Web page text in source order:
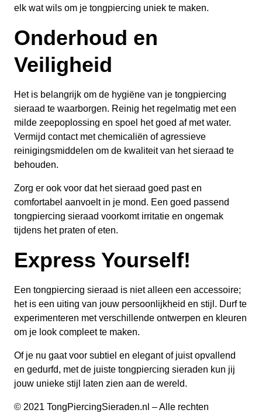
elk wat wils om je tongpiercing uniek te maken.
Onderhoud en
Veiligheid
Het is belangrijk om de hygiëne van je tongpiercing
sieraad te waarborgen. Reinig het regelmatig met een
milde zeepoplossing en spoel het goed af met water.
Vermijd contact met chemicaliën of agressieve
reinigingsmiddelen om de kwaliteit van het sieraad te
behouden.
Zorg er ook voor dat het sieraad goed past en
comfortabel aanvoelt in je mond. Een goed passend
tongpiercing sieraad voorkomt irritatie en ongemak
tijdens het praten of eten.
Express Yourself!
Een tongpiercing sieraad is niet alleen een accessoire;
het is een uiting van jouw persoonlijkheid en stijl. Durf te
experimenteren met verschillende ontwerpen en kleuren
om je look compleet te maken.
Of je nu gaat voor subtiel en elegant of juist opvallend
en gedurfd, met de juiste tongpiercing sieraden kun jij
jouw unieke stijl laten zien aan de wereld.
© 2021 TongPiercingSieraden.nl – Alle rechten